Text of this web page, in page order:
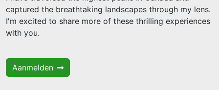
captured the breathtaking landscapes through my lens.
I'm excited to share more of these thrilling experiences
with you.
Aanmelden